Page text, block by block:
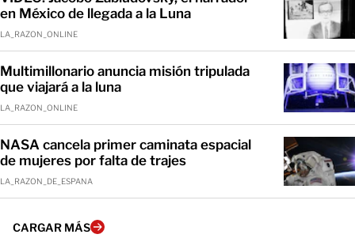
en México de llegada a la Luna
LA_RAZON_ONLINE
Multimillonario anuncia misión tripulada
que viajará a la luna
LA_RAZON_ONLINE
NASA cancela primer caminata espacial
de mujeres por falta de trajes
LA_RAZON_DE_ESPANA
CARGAR MÁS